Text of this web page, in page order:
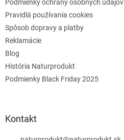
Podmienky ochrany osobných údajov
Pravidlá používania cookies
Spôsob dopravy a platby
Reklamácie
Blog
História Naturprodukt
Podmienky Black Friday 2025
Kontakt